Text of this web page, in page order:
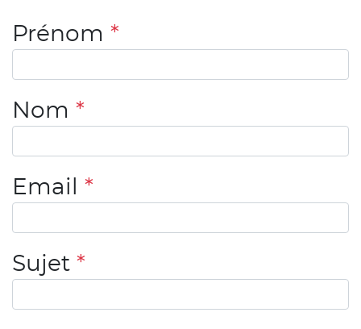
Prénom *
Nom *
Email *
Sujet *